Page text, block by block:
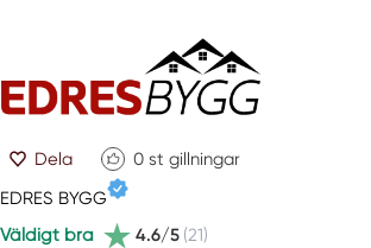
Dela 0 st gillningar
EDRES BYGG
Väldigt bra
4.6/5 (21)